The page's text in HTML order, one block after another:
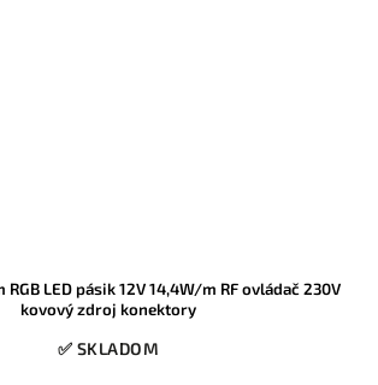
RGB LED pásik 12V 14,4W/m RF ovládač 230V
kovový zdroj konektory
✅ SKLADOM